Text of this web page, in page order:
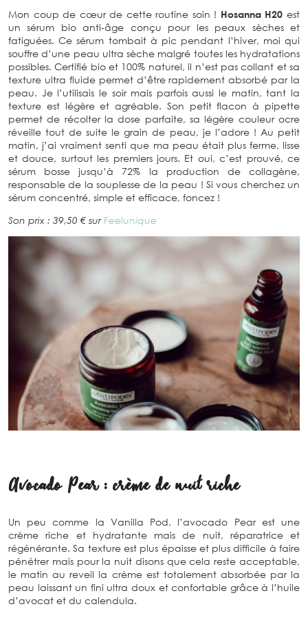
Mon coup de cœur de cette routine soin ! Hosanna H20 est
un sérum bio anti-âge conçu pour les peaux sèches et
fatiguées. Ce sérum tombait à pic pendant l’hiver, moi qui
souffre d’une peau ultra sèche malgré toutes les hydratations
possibles. Certifié bio et 100% naturel, il n’est pas collant et sa
texture ultra fluide permet d’être rapidement absorbé par la
peau. Je l’utilisais le soir mais parfois aussi le matin, tant la
texture est légère et agréable. Son petit flacon à pipette
permet de récolter la dose parfaite, sa légère couleur ocre
réveille tout de suite le grain de peau, je l’adore ! Au petit
matin, j’ai vraiment senti que ma peau était plus ferme, lisse
et douce, surtout les premiers jours. Et oui, c’est prouvé, ce
sérum bosse jusqu’à 72% la production de collagène,
responsable de la souplesse de la peau ! Si vous cherchez un
sérum concentré, simple et efficace, foncez !
Son prix : 39,50 € surFeelunique
Avocado Pear : crème de nuit riche
Un peu comme la Vanilla Pod, l’avocado Pear est une
crème riche et hydratante mais de nuit, réparatrice et
régénérante. Sa texture est plus épaisse et plus difficile à faire
pénétrer mais pour la nuit disons que cela reste acceptable,
le matin au reveil la crème est totalement absorbée par la
peau laissant un fini ultra doux et confortable grâce à l’huile
d’avocat et du calendula.